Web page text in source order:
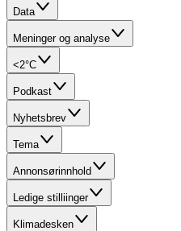
Data
Meninger og analyse
<2°C
Podkast
Nyhetsbrev
Tema
Annonsørinnhold
Ledige stilliinger
Klimadesken